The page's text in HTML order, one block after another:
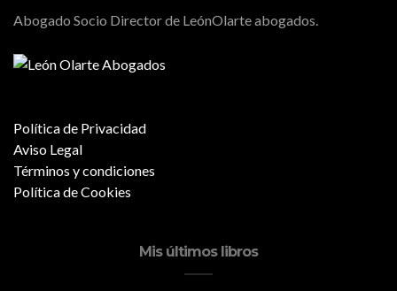
Abogado Socio Director de LeónOlarte abogados.
Política de Privacidad
Aviso Legal
Términos y condiciones
Política de Cookies
Mis últimos libros